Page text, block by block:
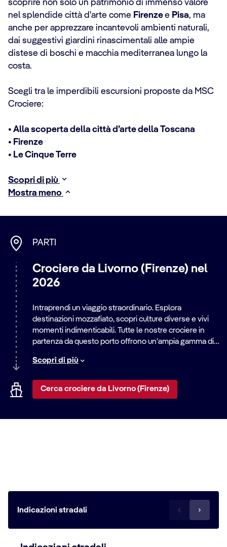
scoprire non solo un patrimonio di immenso valore
nel splendide città d'arte come Firenzee Pisa, ma
anche per apprezzare incantevoli ambienti naturali,
dai suggestivi giardini rinascimentali alle ampie
distese di boschi e macchia mediterranea lungo la
costa.
Scegli tra le imperdibili escursioni proposte da MSC
Crociere:
• Alla scoperta della città d’arte della Toscana
• Firenze
• Le Cinque Terre
Scopri di più
Mostra meno
PARTI
Crociere da Livorno (Firenze) nel
2026
Intraprendi un viaggio straordinario. Esplora
destinazioni mozzafiato, scopri culture diverse e vivi
momenti indimenticabili. Tutte le nostre crociere in
partenza da questo porto offrono un'ampia gamma di
emozionanti avventure in città. Scopri il mondo con
Scopri di più
Cerca crociere da Livorno (Firenze)
Indicazioni stradali